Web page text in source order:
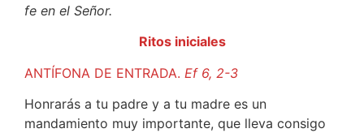
fe en el Señor.
Ritos iniciales
ANTÍFONA DE ENTRADA. Ef 6, 2-3
Honrarás a tu padre y a tu madre es un
mandamiento muy importante, que lleva consigo